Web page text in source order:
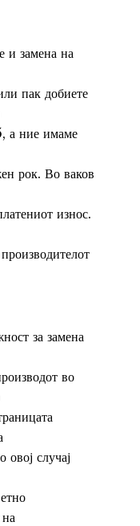
замена на
пак добиете
а ние имаме
рок. Во ваков
износ.
за замена
во
случај